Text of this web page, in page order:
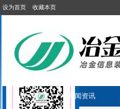
设为首页 收藏本页
首 页 新闻资讯